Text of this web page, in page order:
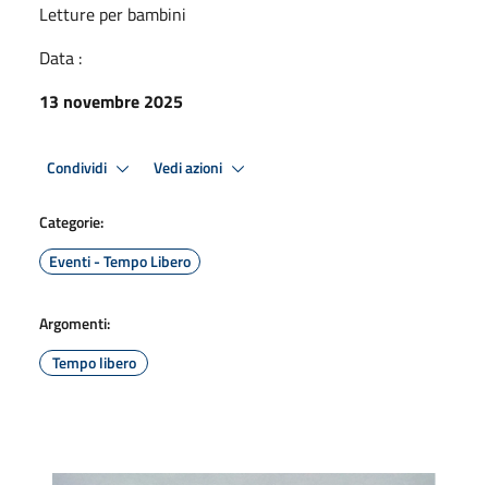
Letture per bambini
Data :
13 novembre 2025
Condividi Vedi azioni
Categorie:
Eventi - Tempo Libero
Argomenti:
Tempo libero